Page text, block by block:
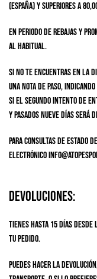
(España) y superiores a
En periodo de rebajas y
al habitual.
Si no te encuentras en la
una nota de paso,
Si el segundo intento de
y pasados nueve días será
Para consultas de estado
electrónico
Devoluciones:
Tienes hasta 15 días
tu pedido.
Puedes hacer la